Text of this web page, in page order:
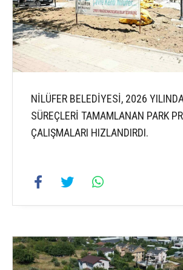
NİLÜFER BELEDİYESİ, 2026
SÜREÇLERİ TAMAMLANAN PARK
ÇALIŞMALARI HIZLANDIRDI.